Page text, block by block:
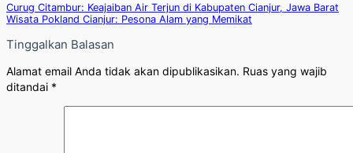
Curug Citambur: Keajaiban Air Terjun di Kabupaten Cianjur, Jawa Barat
Wisata Pokland Cianjur: Pesona Alam yang Memikat
Tinggalkan Balasan
Alamat email Anda tidak akan dipublikasikan. Ruas yang wajib
ditandai *